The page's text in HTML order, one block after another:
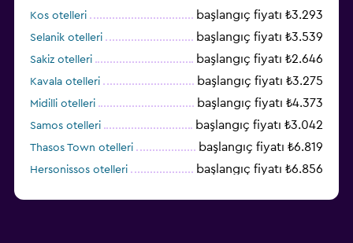
Kos otelleri başlangıç fiyatı ₺3.293
Selanik otelleri başlangıç fiyatı ₺3.539
Sakiz otelleri başlangıç fiyatı ₺2.646
Kavala otelleri başlangıç fiyatı ₺3.275
Midilli otelleri başlangıç fiyatı ₺4.373
Samos otelleri başlangıç fiyatı ₺3.042
Thasos Town otelleri başlangıç fiyatı ₺6.819
Hersonissos otelleri başlangıç fiyatı ₺6.856